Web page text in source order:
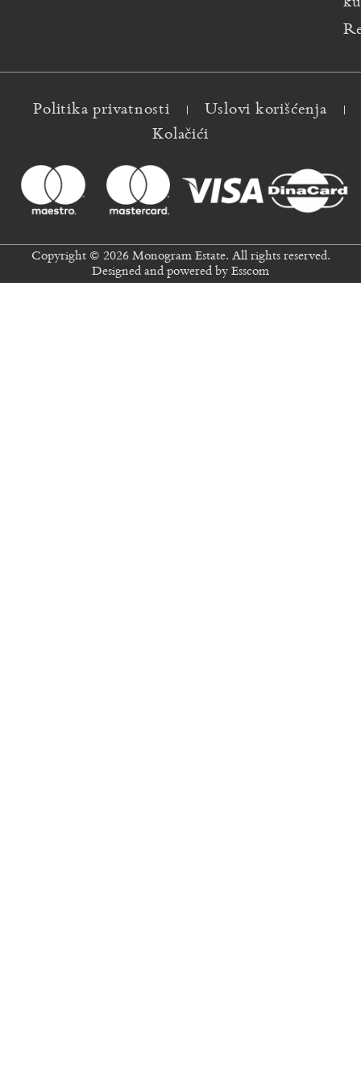
Politika privatnosti
Uslovi korišćenja
Kolačići
Copyright © 2026 Monogram Estate. All rights reserved.
Designed and powered by Esscom